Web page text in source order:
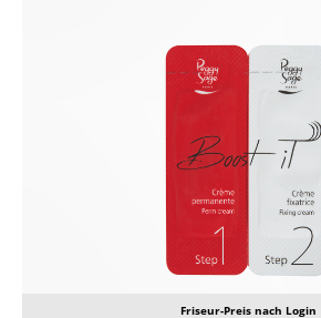
Friseur-Preis nach Login